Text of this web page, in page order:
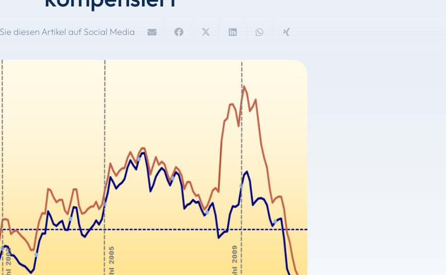
diesen Artikel auf Social Media